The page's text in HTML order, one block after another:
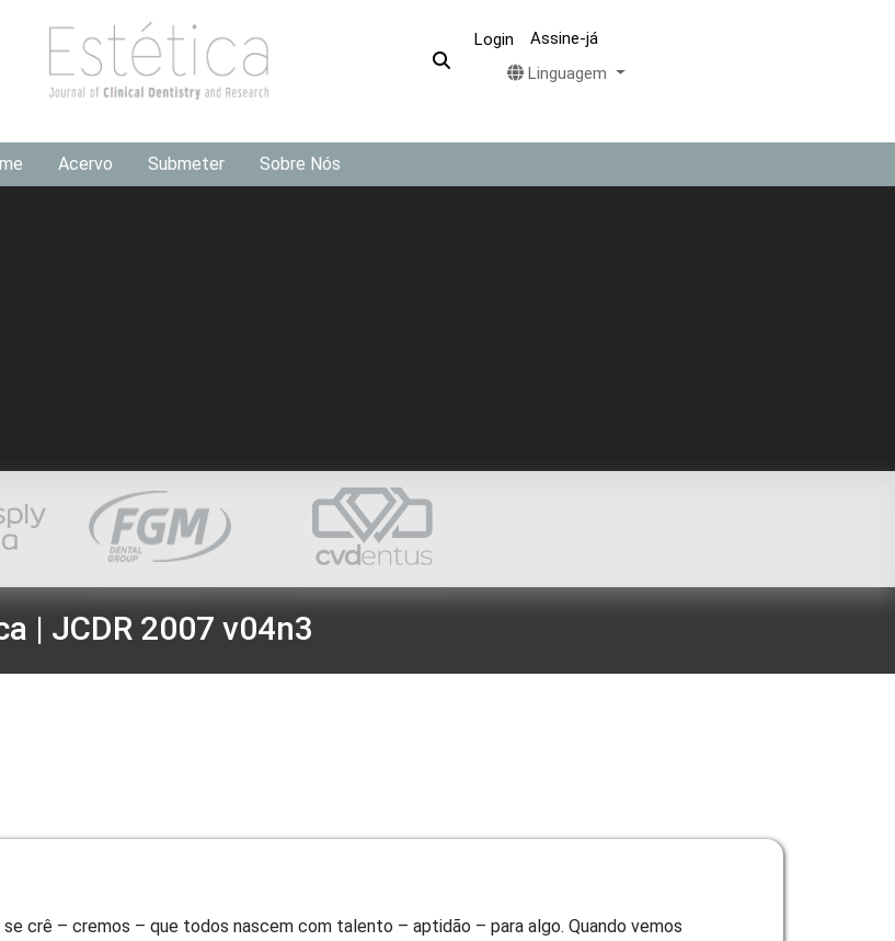
Login
Assine-já
Linguagem
Acervo Submeter Sobre Nós
| JCDR 2007 v04n3
crê – cremos – que todos nascem com talento – aptidão – para algo. Quando vemos